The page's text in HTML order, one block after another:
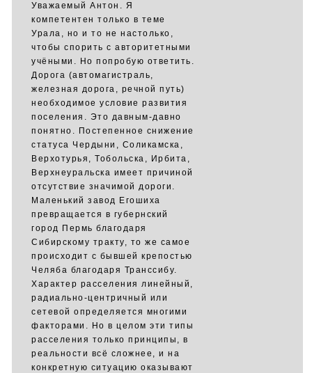
Уважаемый Антон. Я
компетентен только в теме
Урала, но и то не настолько,
чтобы спорить с авторитетными
учёными. Но попробую ответить.
Дорога (автомагистраль,
железная дорога, речной путь)
необходимое условие развития
поселения. Это давным-давно
понятно. Постепенное снижение
статуса Чердыни, Соликамска,
Верхотурья, Тобольска, Ирбита,
Верхнеуральска имеет причиной
отсутствие значимой дороги.
Маленький завод Егошиха
превращается в губернский
город Пермь благодаря
Сибирскому тракту, то же самое
происходит с бывшей крепостью
Челяба благодаря Транссибу.
Характер расселения линейный,
радиально-центричный или
сетевой определяется многими
факторами. Но в целом эти типы
расселения только принципы, в
реальности всё сложнее, и на
конкретную ситуацию оказывают